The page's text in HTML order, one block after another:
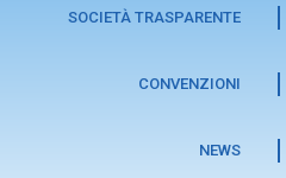
SOCIETÀ TRASPARENTE
CONVENZIONI
NEWS